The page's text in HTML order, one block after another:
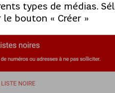
types de médias.
le bouton « Créer »